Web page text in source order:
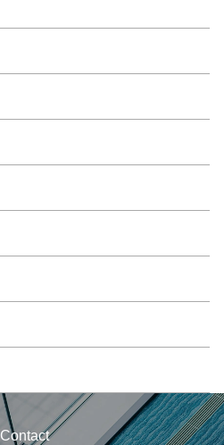
Contact